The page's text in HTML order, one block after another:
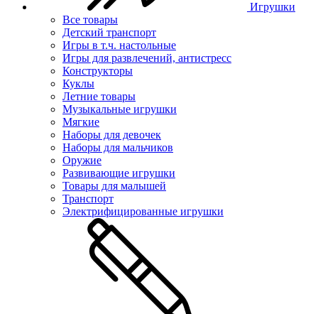
Игрушки
Все товары
Детский транспорт
Игры в т.ч. настольные
Игры для развлечений, антистресс
Конструкторы
Куклы
Летние товары
Музыкальные игрушки
Мягкие
Наборы для девочек
Наборы для мальчиков
Оружие
Развивающие игрушки
Товары для малышей
Транспорт
Электрифицированные игрушки